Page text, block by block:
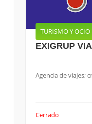
TURISMO Y OCIO
EXIGRUP
Agencia de viajes;
Cerrado